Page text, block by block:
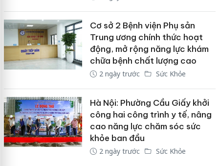
Cơ sở 2 Bệnh viện Phụ sản
Trung ương chính thức hoạt
động, mở rộng năng lực khám
chữa bệnh chất lượng cao
2 ngày trước Sức Khỏe
Hà Nội: Phường Cầu Giấy khởi
công hai công trình y tế, nâng
cao năng lực chăm sóc sức
khỏe ban đầu
2 ngày trước Sức Khỏe